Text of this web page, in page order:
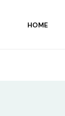
HOME